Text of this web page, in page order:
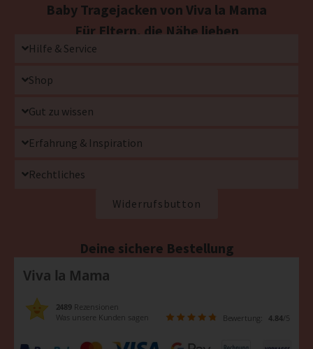
Baby Tragejacken von Viva la Mama
Für Eltern, die Nähe lieben
Hilfe & Service
Shop
Gut zu wissen
Erfahrung & Inspiration
Rechtliches
Widerrufsbutton
Deine sichere Bestellung
Viva la Mama
2489 Rezensionen
Was unsere Kunden sagen
Bewertung: 4.84/5